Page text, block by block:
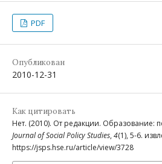
PDF
Опубликован
2010-12-31
Как цитировать
Нет. (2010). От редакции. Образование:
Journal of Social Policy Studies, 4(1), 5-6.
https://jsps.hse.ru/article/view/3728